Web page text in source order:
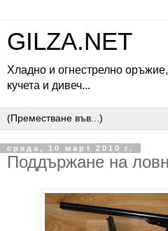
GILZA.NET
Хладно и огнестрелно
кучета и дивеч...
сряда, 10 март 2010 г.
Поддържане на